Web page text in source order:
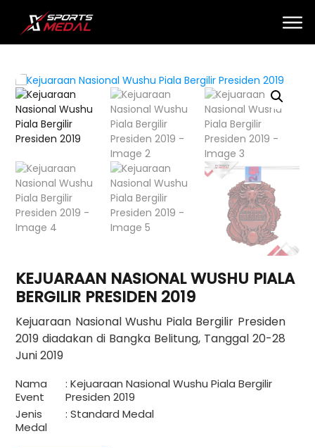
KEJUARAAN NASIONAL WUSHU PIALA
BERGILIR PRESIDEN 2019
Kejuaraan Nasional Wushu Piala Bergilir Presiden
2019 diadakan di Bangka Belitung, Tanggal 20-28
Juni 2019
Nama
Event
: Kejuaraan Nasional Wushu Piala Bergilir
Presiden 2019
Jenis
Medal
: Standard Medal